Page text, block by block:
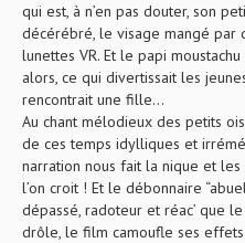
qui est, à n’en pas douter, son
décérébré, le visage mangé par
lunettes VR. Et le papi
alors, ce qui divertissait les
rencontrait une fille…
Au chant mélodieux des petits
de ces temps idylliques et
narration nous fait la nique et
l’on croit ! Et le débonnaire
dépassé, radoteur et réac’ que
drôle, le film camoufle ses